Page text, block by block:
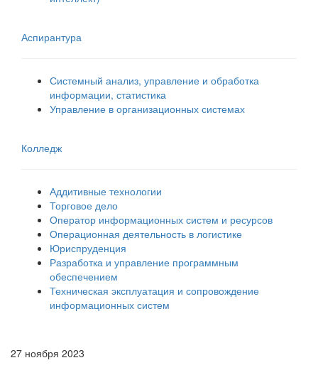
Аспирантура
Системный анализ, управление и обработка
информации, статистика
Управление в организационных системах
Колледж
Аддитивные технологии
Торговое дело
Оператор информационных систем и ресурсов
Операционная деятельность в логистике
Юриспруденция
Разработка и управление программным
обеспечением
Техническая эксплуатация и сопровождение
информационных систем
27 ноября 2023